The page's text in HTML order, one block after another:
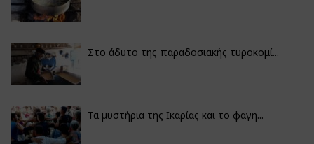
Στο άδυτο της παραδοσιακής τυροκομί...
Τα μυστήρια της Ικαρίας και το φαγη...